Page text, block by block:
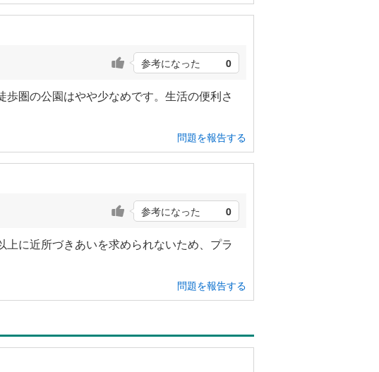
参考になった 0
圏の公園はやや少なめです。生活の便利さ
問題を報告する
参考になった 0
に近所づきあいを求められないため、プラ
問題を報告する